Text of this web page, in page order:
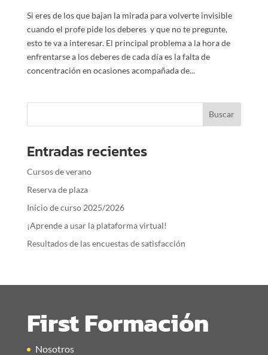
Si eres de los que bajan la mirada para volverte invisible
cuando el profe pide los deberes y que no te pregunte,
esto te va a interesar. El principal problema a la hora de
enfrentarse a los deberes de cada día es la falta de
concentración en ocasiones acompañada de...
Entradas recientes
Cursos de verano
Reserva de plaza
Inicio de curso 2025/2026
¡Aprende a usar la plataforma virtual!
Resultados de las encuestas de satisfacción
First Formación
Nosotros